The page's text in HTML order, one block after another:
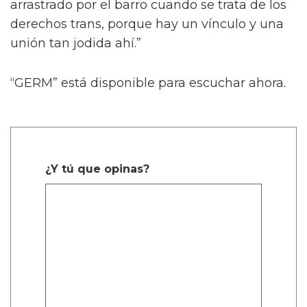
arrastrado por el barro cuando se trata de los
derechos trans, porque hay un vínculo y una
unión tan jodida ahí.”
“GERM” está disponible para escuchar ahora.
¿Y tú que opinas?